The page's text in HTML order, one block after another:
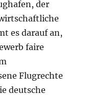
der
es darauf an,
faire
Flugrechte
deutsche